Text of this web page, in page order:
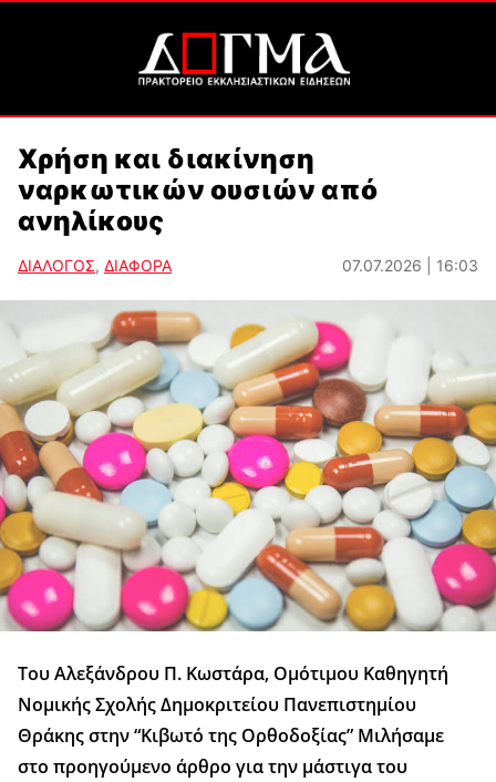
Χρήση και διακίνηση
ναρκωτικών ουσιών από
ανηλίκους
ΔΙΑΛΟΓΟΣ, ΔΙΑΦΟΡΑ 07.07.2026 | 16:03
Του Αλεξάνδρου Π. Κωστάρα, Ομότιμου Καθηγητή
Νομικής Σχολής Δημοκριτείου Πανεπιστημίου
Θράκης στην “Κιβωτό της Ορθοδοξίας” Μιλήσαμε
στο προηγούμενο άρθρο για την μάστιγα του